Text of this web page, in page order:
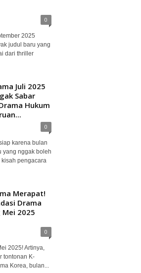
0
2025
judul baru yang
dari thriller
Juli 2025
Sabar
Hukum
0
karena bulan
yang nggak boleh
kisah pengacara
Merapat!
Drama
2025
0
2025! Artinya,
tontonan K-
Korea, bulan...